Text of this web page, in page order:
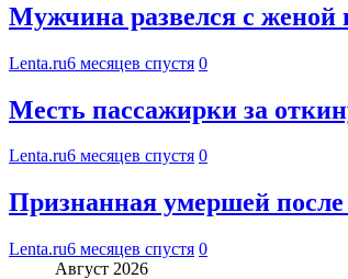
Мужчина развелся с женой
Lenta.ru6 месяцев спустя 0
Месть пассажирки за
Lenta.ru6 месяцев спустя 0
Признанная умершей
Lenta.ru6 месяцев спустя 0
Август 2026